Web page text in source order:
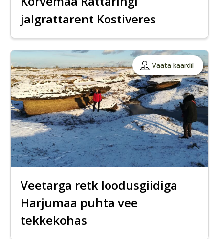
jalgrattarent Kostiveres
Vaata kaardil
Veetarga retk loodusgiidiga
Harjumaa puhta vee
tekkekohas